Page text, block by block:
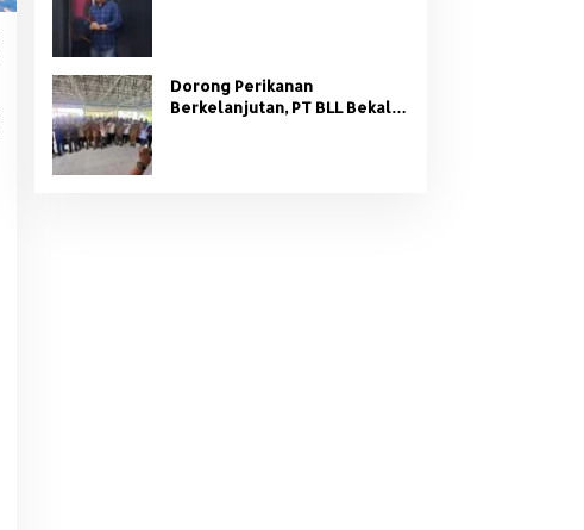
Dorong Perikanan
Berkelanjutan, PT BLL Bekali